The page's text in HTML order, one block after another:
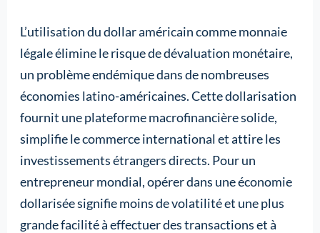
L’utilisation du dollar américain comme monnaie
légale élimine le risque de dévaluation monétaire,
un problème endémique dans de nombreuses
économies latino-américaines. Cette dollarisation
fournit une plateforme macrofinancière solide,
simplifie le commerce international et attire les
investissements étrangers directs. Pour un
entrepreneur mondial, opérer dans une économie
dollarisée signifie moins de volatilité et une plus
grande facilité à effectuer des transactions et à